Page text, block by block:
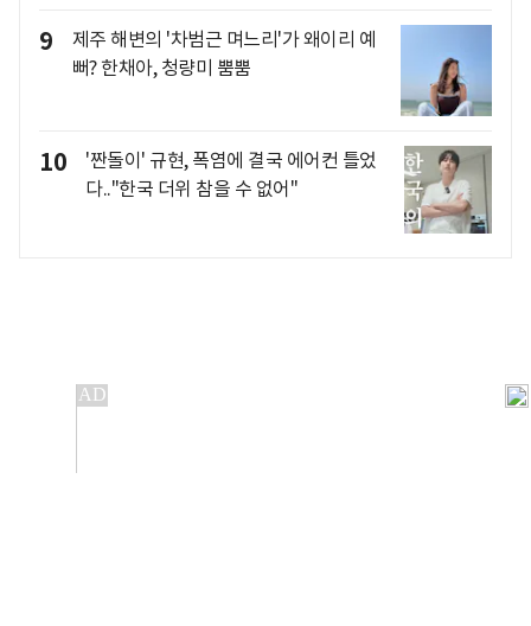
9
제주 해변의 '차범근 며느리'가 왜이리 예
뻐? 한채아, 청량미 뿜뿜
10
'짠돌이' 규현, 폭염에 결국 에어컨 틀었
다.."한국 더위 참을 수 없어"